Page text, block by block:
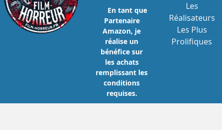
En tant que
Partenaire
Amazon, je
réalise un
bénéfice sur
les achats
remplissant les
conditions
requises.
Les
Réalisateurs
Les Plus
Prolifiques